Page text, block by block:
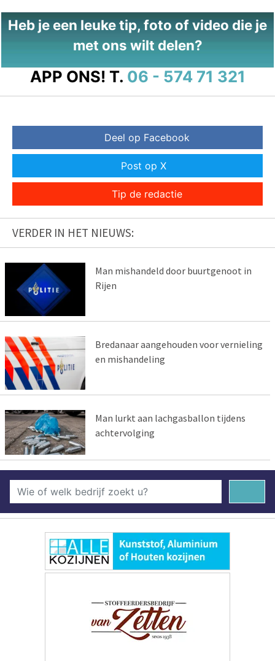
Heb je een leuke tip, foto of video die je
met ons wilt delen?
APP ONS! T. 06 - 574 71 321
Deel op Facebook
Post op X
Tip de redactie
VERDER IN HET NIEUWS:
Man mishandeld door buurtgenoot in
Rijen
Bredanaar aangehouden voor vernieling
en mishandeling
Man lurkt aan lachgasballon tijdens
achtervolging